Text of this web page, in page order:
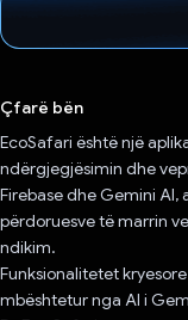
Çfarë bën
EcoSafari është një
ndërgjegjësimin dhe
Firebase dhe Gemini AI,
përdoruesve të marrin
ndikim.
Funksionalitetet
mbështetur nga AI i